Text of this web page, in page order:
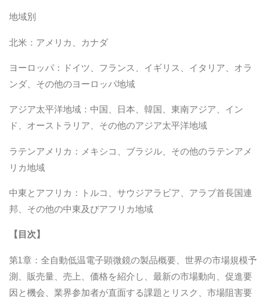
地域別
北米：アメリカ、カナダ
ヨーロッパ：ドイツ、フランス、イギリス、イタリア、オラ
ンダ、その他のヨーロッパ地域
アジア太平洋地域：中国、日本、韓国、東南アジア、イン
ド、オーストラリア、その他のアジア太平洋地域
ラテンアメリカ：メキシコ、ブラジル、その他のラテンアメ
リカ地域
中東とアフリカ：トルコ、サウジアラビア、アラブ首長国連
邦、その他の中東及びアフリカ地域
【 目次】
第1章：全自動低温電子顕微鏡の製品概要、世界の市場規模予
測、販売量、売上、価格を紹介し、最新の市場動向、促進要
因と機会、業界参加者が直面する課題とリスク、市場阻害要